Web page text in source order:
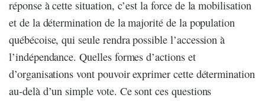
réponse à cette situation, c’est la force de la mobilisation
et de la détermination de la majorité de la population
québécoise, qui seule rendra possible l’accession à
l’indépendance. Quelles formes d’actions et
d’organisations vont pouvoir exprimer cette détermination
au-delà d’un simple vote. Ce sont ces questions